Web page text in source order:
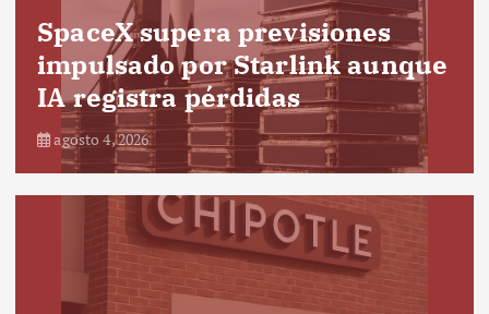
SpaceX supera previsiones
impulsado por Starlink aunque
IA registra pérdidas
agosto 4, 2026